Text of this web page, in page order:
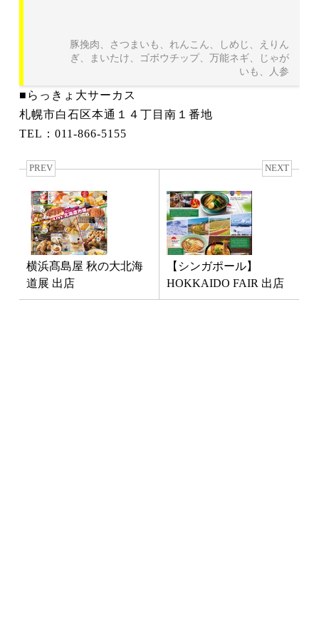
豚挽肉、さつまいも、れんこん、しめじ、えりん
ぎ、まいたけ、ゴボウチップ、万能ネギ、じゃが
いも、人参
■らっきょ大サーカス
札幌市白石区本通１４丁目南１番地
TEL：011-866-5155
PREV
横浜髙島屋 秋の大北海
道展 出店
NEXT
【シンガポール】
HOKKAIDO FAIR 出店